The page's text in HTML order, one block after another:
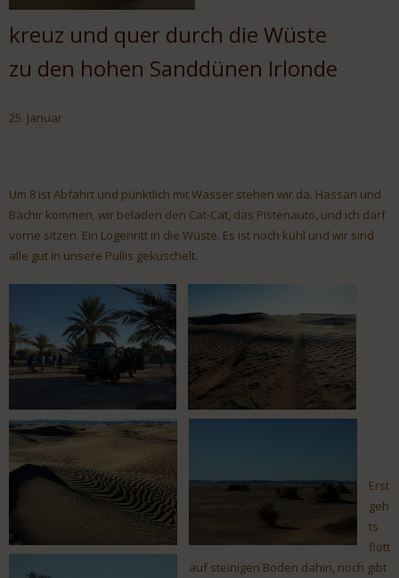
kreuz und quer durch die Wüste
zu den hohen Sanddünen Irlonde
25. Januar
Um 8 ist Abfahrt und pünktlich mit Wasser stehen wir da. Hassan und
Bachir kommen, wir beladen den Cat-Cat, das Pistenauto, und ich darf
vorne sitzen. Ein Logenritt in die Wüste. Es ist noch kühl und wir sind
alle gut in unsere Pullis gekuschelt.
Erst
geh
ts
flott
auf steinigen Boden dahin, noch gibt